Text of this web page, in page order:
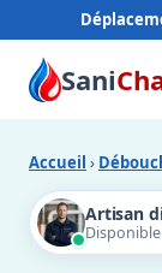
Sani
Accueil ›
Artisan